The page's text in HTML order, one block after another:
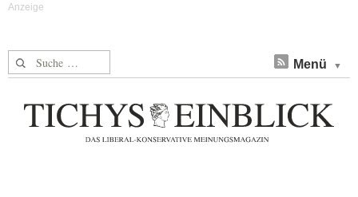
Suche nach: Menü